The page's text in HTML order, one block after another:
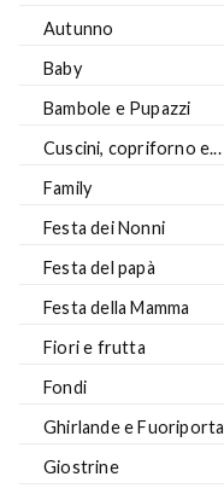
Autunno
Baby
Bambole e Pupazzi
Cuscini, copriforno e...
Family
Festa dei Nonni
Festa del papà
Festa della Mamma
Fiori e frutta
Fondi
Ghirlande e Fuoriporta
Giostrine